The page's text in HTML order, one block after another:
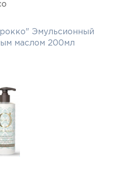
Эмульсионный
маслом 200мл